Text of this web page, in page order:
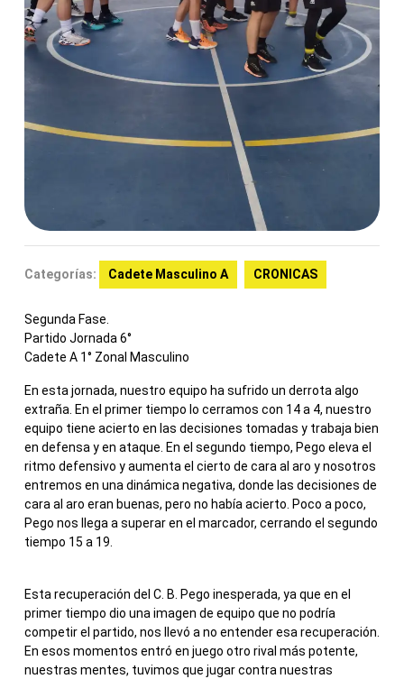
Categorías: Cadete Masculino A CRONICAS
Segunda Fase.
Partido Jornada 6°
Cadete A 1° Zonal Masculino
En esta jornada, nuestro equipo ha sufrido un derrota algo
extraña. En el primer tiempo lo cerramos con 14 a 4, nuestro
equipo tiene acierto en las decisiones tomadas y trabaja bien
en defensa y en ataque. En el segundo tiempo, Pego eleva el
ritmo defensivo y aumenta el cierto de cara al aro y nosotros
entremos en una dinámica negativa, donde las decisiones de
cara al aro eran buenas, pero no había acierto. Poco a poco,
Pego nos llega a superar en el marcador, cerrando el segundo
tiempo 15 a 19.
Esta recuperación del C. B. Pego inesperada, ya que en el
primer tiempo dio una imagen de equipo que no podría
competir el partido, nos llevó a no entender esa recuperación.
En esos momentos entró en juego otro rival más potente,
nuestras mentes, tuvimos que jugar contra nuestras